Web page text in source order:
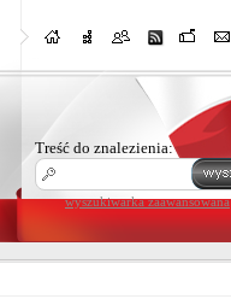
Treść do znalezienia:
wyszukiwarka zaawansowana